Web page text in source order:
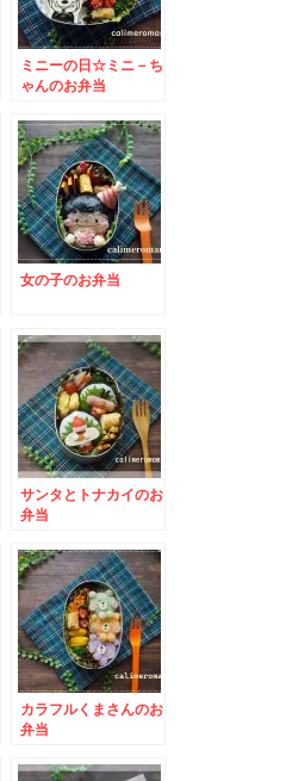
ミニーの日☆ミニ－ち
ゃんのお弁当
女の子のお弁当
サンタとトナカイのお
弁当
カラフルくまさんのお
弁当